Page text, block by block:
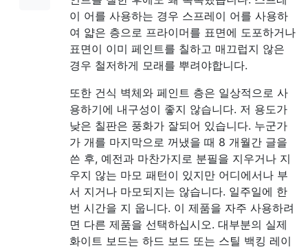
이 어를 사용하는 경우 스프레이 어를 사용하
여 얇은 층으로 프라이머를 표면에 도포하거나
표면이 이미 페인트를 칠하고 매끄럽지 않은
경우 철저하게 모래를 뿌려야합니다.
또한 건식 벽체와 페인트 층은 일상적으로 사
용하기에 내구성이 좋지 않습니다. 저 용도가
낮은 칠판은 풍화가 잘되어 있습니다. 누군가
가 개를 마지막으로 꺼냈을 때 8 개월간 글을
쓴 후, 예전과 마찬가지로 분필을 지우거나 지
우지 않는 마모 패턴이 있지만 어디에서나 부
서 지거나 마모되지는 않습니다. 일주일에 한
번 시간을 지 웁니다. 이 제품을 자주 사용하려
면 다른 제품을 선택하십시오. 대부분의 실제
화이트 보드는 하드 보드 또는 스틸 백킹 레이